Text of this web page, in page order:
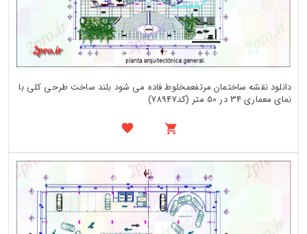
دانلود نقشه ساختمان مرتفعمخلوط فاده می شود بلند ساخت طرحی کلی با
نمای معماری 34 در 50 متر (کد78947)